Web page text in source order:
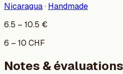
Nicaragua· Handmade
6.5 – 10.5 €
6 – 10 CHF
Notes & évaluations